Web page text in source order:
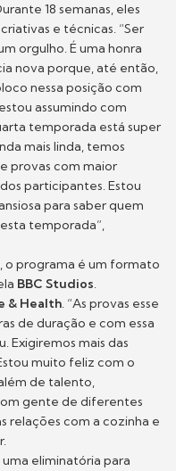
18 semanas, eles
e técnicas. “Ser
orgulho. É uma honra
nova porque, até então,
nessa posição com
assumindo com
temporada está super
mais linda, temos
provas com maior
participantes. Estou
para saber quem
temporada”,
, o programa é um formato
BBC Studios.
& Health. “As provas esse
de duração e com essa
Exigiremos mais das
muito feliz com o
de talento,
gente de diferentes
relações com a cozinha e
eliminatória para